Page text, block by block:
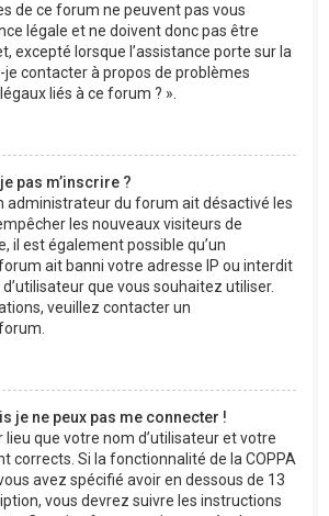
de ce forum ne peuvent pas vous
légale et ne doivent donc pas être
excepté lorsque l’assistance porte sur la
je contacter à propos de problèmes
liés à ce forum ? ».
pas m’inscrire ?
administrateur du forum ait désactivé les
les nouveaux visiteurs de
il est également possible qu’un
ait banni votre adresse IP ou interdit
d’utilisateur que vous souhaitez utiliser.
veuillez contacter un
je ne peux pas me connecter !
que votre nom d’utilisateur et votre
corrects. Si la fonctionnalité de la COPPA
avez spécifié avoir en dessous de 13
vous devrez suivre les instructions